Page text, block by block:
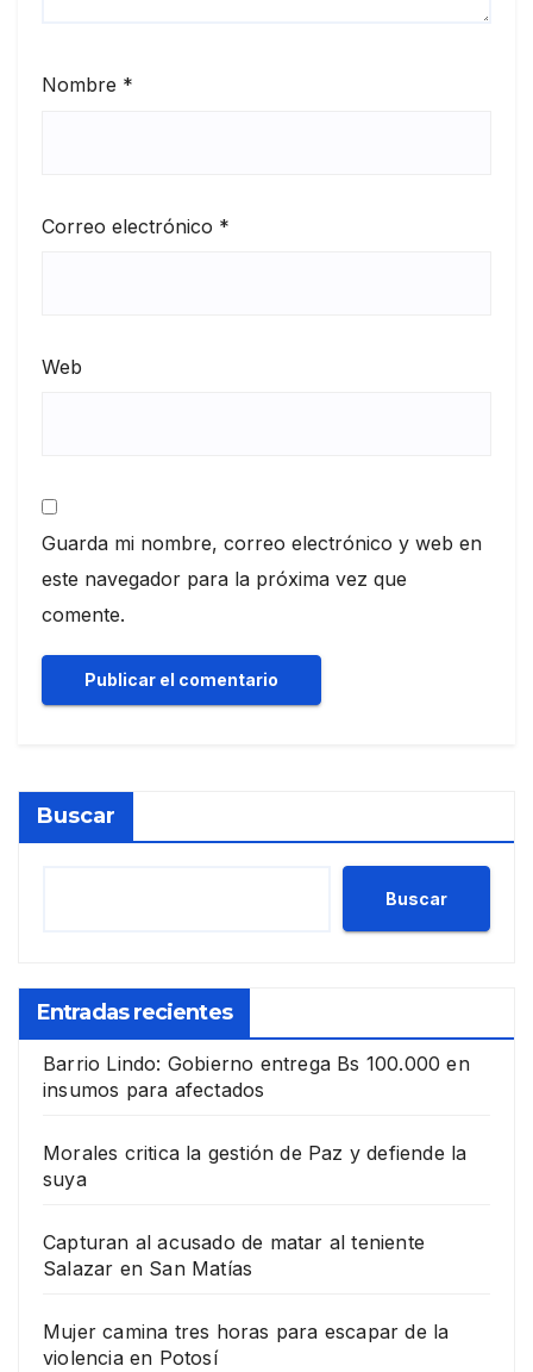
Nombre *
Correo electrónico *
Web
Guarda mi nombre, correo electrónico y web en
este navegador para la próxima vez que
comente.
Buscar
Buscar
Entradas recientes
Barrio Lindo: Gobierno entrega Bs 100.000 en
insumos para afectados
Morales critica la gestión de Paz y defiende la
suya
Capturan al acusado de matar al teniente
Salazar en San Matías
Mujer camina tres horas para escapar de la
violencia en Potosí